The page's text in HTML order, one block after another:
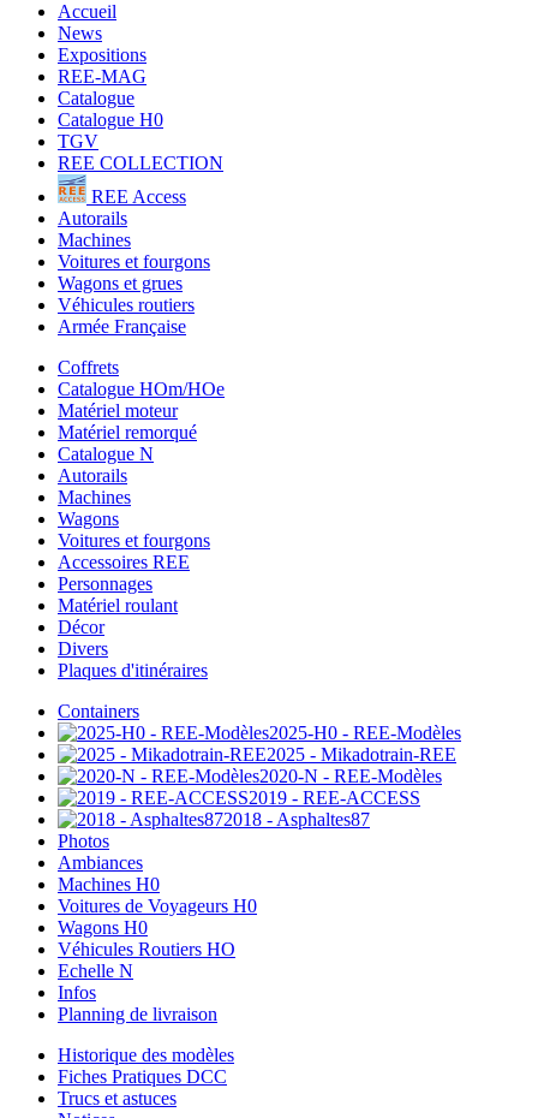
Accueil
News
Expositions
REE-MAG
Catalogue
Catalogue H0
TGV
REE COLLECTION
REE Access
Autorails
Machines
Voitures et fourgons
Wagons et grues
Véhicules routiers
Armée Française
Coffrets
Catalogue HOm/HOe
Matériel moteur
Matériel remorqué
Catalogue N
Autorails
Machines
Wagons
Voitures et fourgons
Accessoires REE
Personnages
Matériel roulant
Décor
Divers
Plaques d'itinéraires
Containers
2025-H0 - REE-Modèles
2025 - Mikadotrain-REE
2020-N - REE-Modèles
2019 - REE-ACCESS
2018 - Asphaltes87
Photos
Ambiances
Machines H0
Voitures de Voyageurs H0
Wagons H0
Véhicules Routiers HO
Echelle N
Infos
Planning de livraison
Historique des modèles
Fiches Pratiques DCC
Trucs et astuces